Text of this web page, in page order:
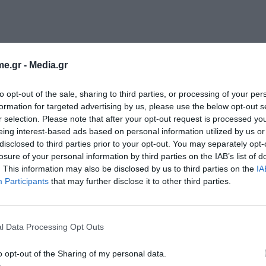
- Media.gr
opt-out of the sale, sharing to third parties, or processing of your
for targeted advertising by us, please use the below opt-out
selection. Please note that after your opt-out request is processed
interest-based ads based on personal information utilized by us
to third parties prior to your opt-out. You may separately
of your personal information by third parties on the IAB’s list of
This information may also be disclosed by us to third parties on the
Participants that may further disclose it to other third parties.
Data Processing Opt Outs
opt-out of the Sharing of my personal data.
της επιχείρησης βρισκόταν φορτηγό με
ολοσχερώς, και πυκνοί μαύροι
δημιουργώντας αποπνικτική ατμόσφαιρα.